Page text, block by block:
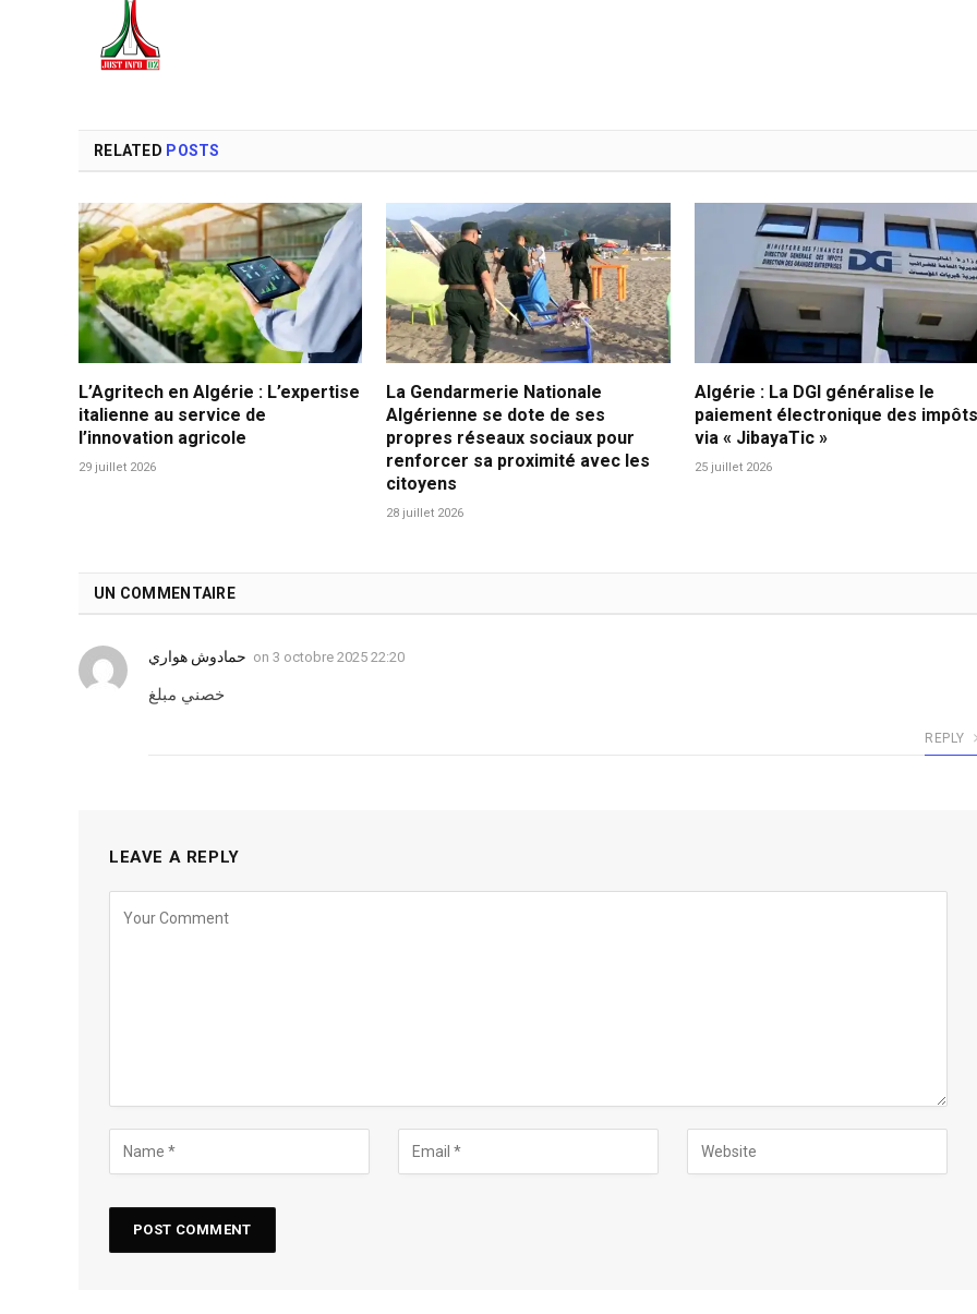
RELATED POSTS
L’Agritech en Algérie : L’expertise
italienne au service de
l’innovation agricole
29 juillet 2026
La Gendarmerie Nationale
Algérienne se dote de ses
propres réseaux sociaux pour
renforcer sa proximité avec les
citoyens
28 juillet 2026
Algérie : La DGI généralise le
paiement électronique des impôts
via « JibayaTic »
25 juillet 2026
UN COMMENTAIRE
حمادوش هواري on 3 octobre 2025 22:20
خصني مبلغ
REPLY
LEAVE A REPLY